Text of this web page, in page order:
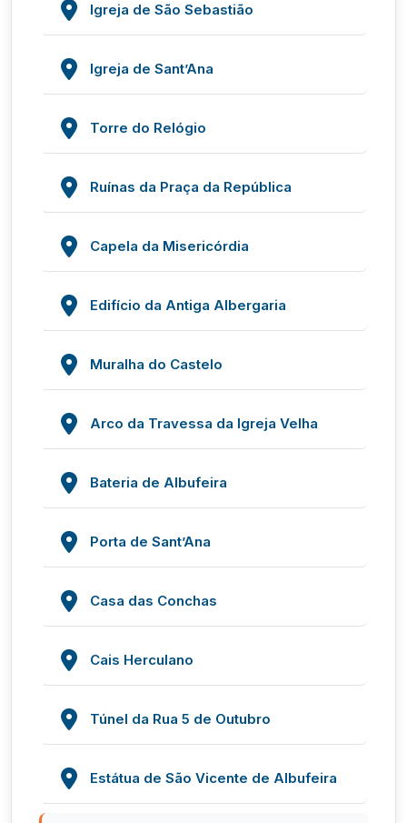
Igreja de São Sebastião
Igreja de Sant’Ana
Torre do Relógio
Ruínas da Praça da República
Capela da Misericórdia
Edifício da Antiga Albergaria
Muralha do Castelo
Arco da Travessa da Igreja Velha
Bateria de Albufeira
Porta de Sant’Ana
Casa das Conchas
Cais Herculano
Túnel da Rua 5 de Outubro
Estátua de São Vicente de Albufeira